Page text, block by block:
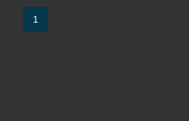
1